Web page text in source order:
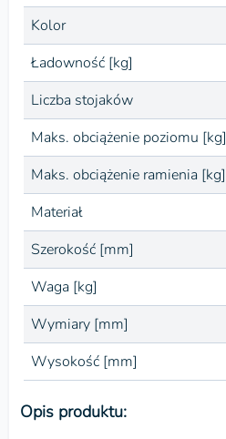
Kolor
Ładowność [kg]
Liczba stojaków
Maks. obciążenie poziomu [kg]
Maks. obciążenie ramienia [kg]
Materiał
Szerokość [mm]
Waga [kg]
Wymiary [mm]
Wysokość [mm]
Opis produktu: